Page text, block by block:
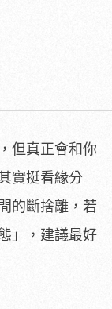
但真正會和你
實挺看緣分
的斷捨離，若
」，建議最好